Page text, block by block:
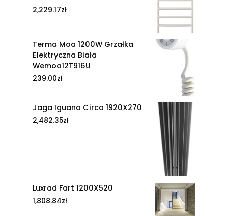
2,229.17zł
Terma Moa 1200W Grzałka
Elektryczna Biała
Wemoa12T916U
239.00zł
Jaga Iguana Circo 1920X270
2,482.35zł
Luxrad Fart 1200X520
1,808.84zł